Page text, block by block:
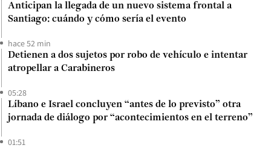
Anticipan la llegada de un nuevo sistema frontal a
Santiago: cuándo y cómo sería el evento
hace 52 min
Detienen a dos sujetos por robo de vehículo e intentar
atropellar a Carabineros
05:28
Líbano e Israel concluyen “antes de lo previsto” otra
jornada de diálogo por “acontecimientos en el terreno”
01:51